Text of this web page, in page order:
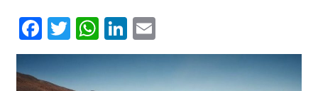
Facebook
Twitter
WhatsApp
LinkedIn
Email